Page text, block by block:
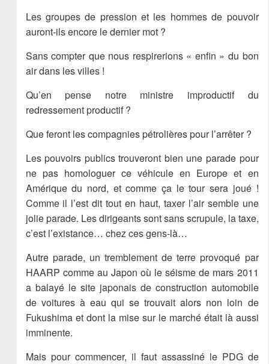
Les groupes de pression et les hommes de pouvoir
auront-ils encore le dernier mot ?
Sans compter que nous respirerions « enfin » du bon
air dans les villes !
Qu’en pense notre ministre improductif du
redressement productif ?
Que feront les compagnies pétrolières pour l’arrêter ?
Les pouvoirs publics trouveront bien une parade pour
ne pas homologuer ce véhicule en Europe et en
Amérique du nord, et comme ça le tour sera joué !
Comme il l’est dit tout en haut, taxer l’air semble une
jolie parade. Les dirigeants sont sans scrupule, la taxe,
c’est l’existance… chez ces gens-là…
Autre parade, un tremblement de terre provoqué par
HAARP comme au Japon où le séisme de mars 2011
a balayé le site japonais de construction automobile
de voitures à eau qui se trouvait alors non loin de
Fukushima et dont la mise sur le marché était là aussi
imminente.
Mais pour commencer, il faut assassiné le PDG de